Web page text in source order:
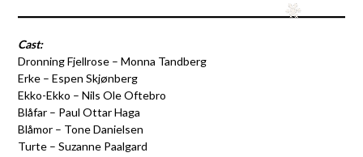
Cast:
Dronning Fjellrose – Monna Tandberg
Erke – Espen Skjønberg
Ekko-Ekko – Nils Ole Oftebro
Blåfar – Paul Ottar Haga
Blåmor – Tone Danielsen
Turte – Suzanne Paalgard